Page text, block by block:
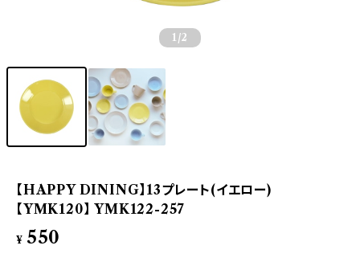
1 /2
【HAPPY DINING】13プレート(イエロー)
【YMK120】 YMK122-257
¥ 550